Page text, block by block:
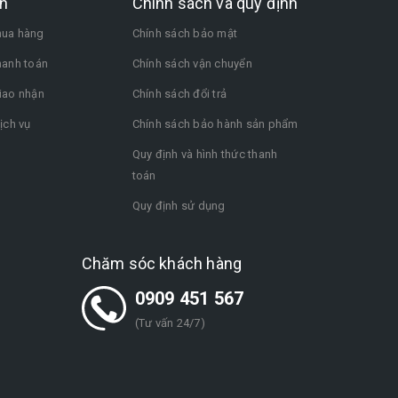
hàng
toán
nhận
vụ
Chính sách bảo mật
Chính sách vận chuyển
Chính sách đổi trả
Chính sách bảo hành sản phẩm
Quy định và hình thức thanh
toán
Quy định sử dụng
Chăm sóc khách hàng
0909 451 567
(Tư vấn 24/7)